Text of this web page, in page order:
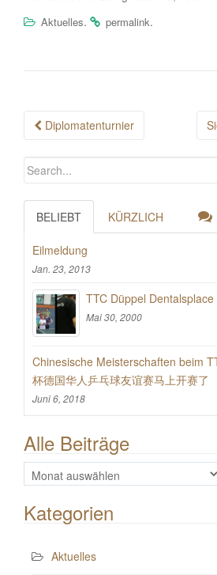
Aktuelles. permalink.
Post
Diplomatenturnier
BELIEBT KÜRZLICH
Eilmeldung
Jan. 23, 2013
TTC Düppel Dentalsplace
Mai 30, 2000
Chinesische Meisterschaften beim
杯德国华人乒乓球友谊赛马上开赛了
Juni 6, 2018
Alle Beiträge
Alle
Beiträge
Kategorien
Aktuelles